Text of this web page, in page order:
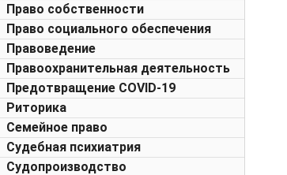
Право собственности
Право социального обеспечения
Правоведение
Правоохранительная деятельность
Предотвращение COVID-19
Риторика
Семейное право
Судебная психиатрия
Судопроизводство